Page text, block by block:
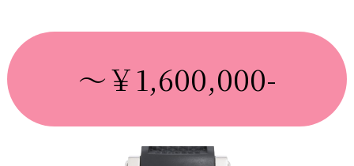
～￥1,600,000-